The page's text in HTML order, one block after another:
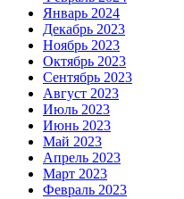
Январь 2024
Декабрь 2023
Ноябрь 2023
Октябрь 2023
Сентябрь 2023
Август 2023
Июль 2023
Июнь 2023
Май 2023
Апрель 2023
Март 2023
Февраль 2023